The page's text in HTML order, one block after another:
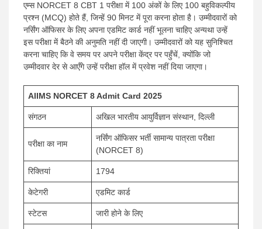
एम्स NORCET 8 CBT 1 परीक्षा में 100 अंकों के लिए 100 बहुविकल्पीय
प्रश्न (MCQ) होते हैं, जिन्हें 90 मिनट में पूरा करना होता है। उम्मीदवारों को
नर्सिंग ऑफिसर के लिए अपना एडमिट कार्ड नहीं भूलना चाहिए अन्यथा उन्हें
इस परीक्षा में बैठने की अनुमति नहीं दी जाएगी। उम्मीदवारों को यह सुनिश्चित
करना चाहिए कि वे समय पर अपने परीक्षा केंद्र पर पहुँचें, क्योंकि जो
उम्मीदवार देर से आएँगे उन्हें परीक्षा हॉल में प्रवेश नहीं दिया जाएगा।
AIIMS NORCET 8 Admit Card 2025
संगठन अखिल भारतीय आयुर्विज्ञान संस्थान, दिल्ली
परीक्षा का नाम
नर्सिंग ऑफिसर भर्ती सामान्य पात्रता परीक्षा
(NORCET 8)
रिक्तियां 1794
केटेगरी एडमिट कार्ड
स्टेटस जारी होने के लिए